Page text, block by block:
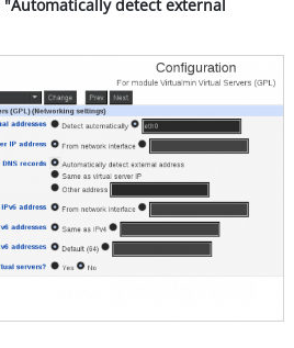
"Automatically detect external